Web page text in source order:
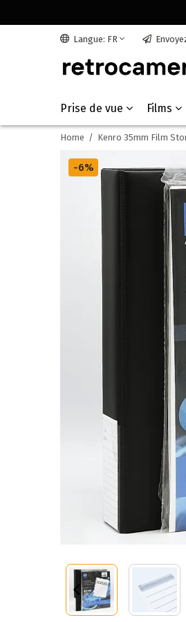
Langue: FR
Prise de vue Films
Home / Kenro 35mm Film
-6%